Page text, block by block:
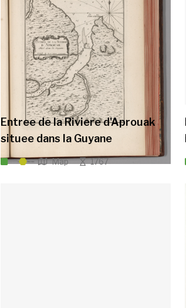
Entree de la Riviere d'Aprouak
situee dans la Guyane
Map 1767